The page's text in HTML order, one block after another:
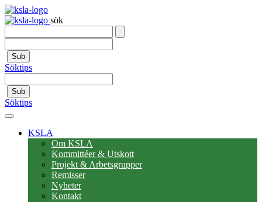
sök
Sub
Söktips
Sub
Söktips
KSLA
Om KSLA
Kommittéer & Utskott
Projekt & Arbetsgrupper
Remisser
Nyheter
Kontakt